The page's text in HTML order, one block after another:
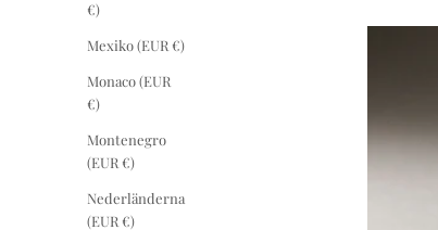
€)
Mexiko (EUR €)
Monaco (EUR
€)
Montenegro
(EUR €)
Nederländerna
(EUR €)